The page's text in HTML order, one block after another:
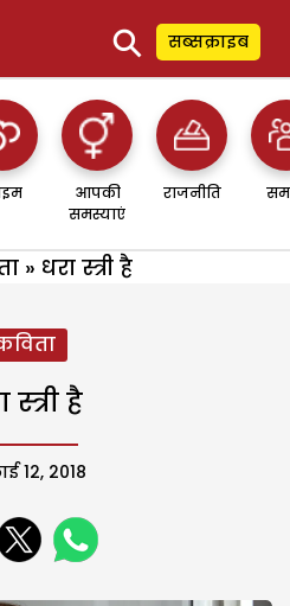
⚲ सब्सक्राइब
आपकी
समस्याएं
राजनीति
» धरा स्त्री है
स्त्री है
12, 2018